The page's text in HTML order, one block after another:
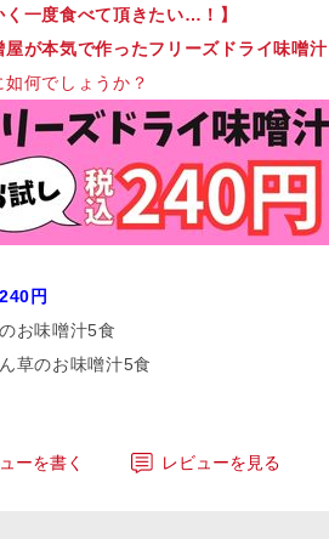
く一度食べて頂きたい…！】
屋が本気で作ったフリーズドライ味噌汁
如何でしょうか？
円
お味噌汁5食
草のお味噌汁5食
ーを書く レビューを見る